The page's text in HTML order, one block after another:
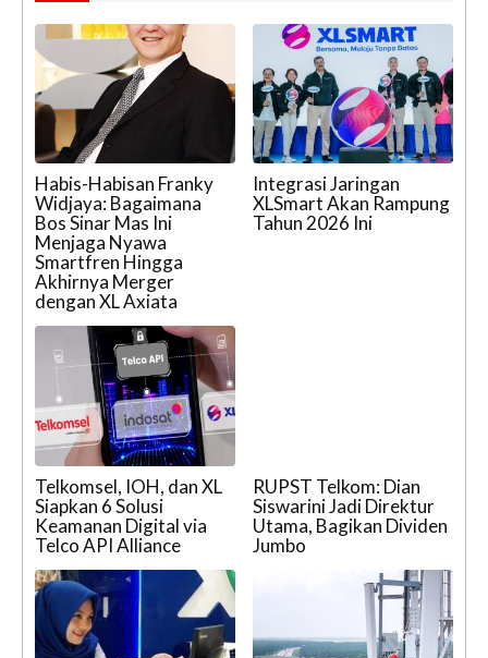
Habis-Habisan Franky
Widjaya: Bagaimana
Bos Sinar Mas Ini
Menjaga Nyawa
Smartfren Hingga
Akhirnya Merger
dengan XL Axiata
Integrasi Jaringan
XLSmart Akan Rampung
Tahun 2026 Ini
Telkomsel, IOH, dan XL
Siapkan 6 Solusi
Keamanan Digital via
Telco API Alliance
RUPST Telkom: Dian
Siswarini Jadi Direktur
Utama, Bagikan Dividen
Jumbo